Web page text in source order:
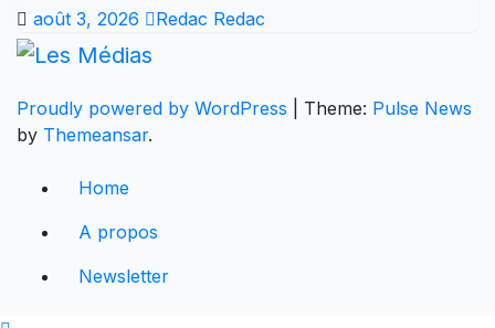
août 3, 2026 Redac Redac
Proudly powered by WordPress Theme: Pulse News
by Themeansar.
Home
A propos
Newsletter